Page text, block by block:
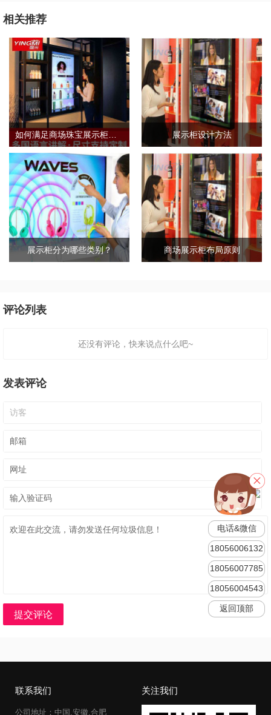
相关推荐
展示柜设计方法
展示柜分为哪些类别？ 商场展示柜布局原则
评论列表
还没有评论，快来说点什么吧~
发表评论
提交评论
联系我们
公司地址：中国.安徽.合肥
关注我们
电话&微信
18056006132
18056007785
18056004543
返回顶部